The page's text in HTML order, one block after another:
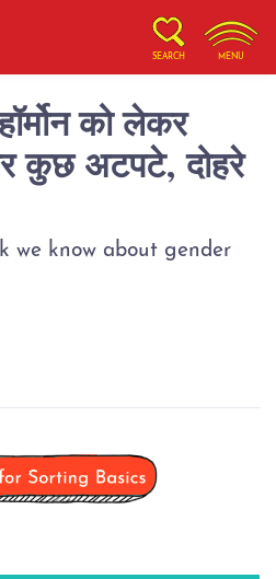
SEARCH MENU
को लेकर
कुछ अटपटे, दोहरे
we know about gender